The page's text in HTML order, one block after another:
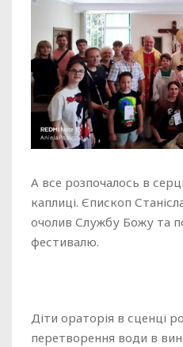
А все розпочалось в
каплиці. Єпископ
очолив Службу Божу та
фестивалю.
Діти ораторія в сценці
перетворення води в